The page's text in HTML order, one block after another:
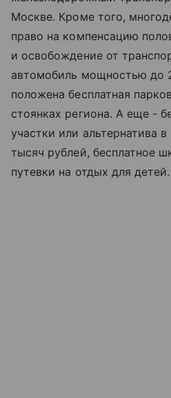
Москве. Кроме того,
право на компенсацию
и освобождение от
автомобиль мощностью до
положена бесплатная
стоянках региона. А еще -
участки или альтернатива
тысяч рублей, бесплатное
путевки на отдых для детей.